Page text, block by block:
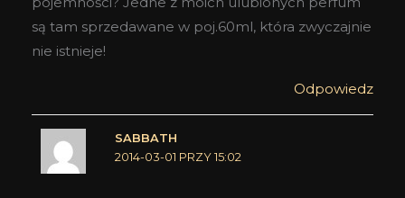
są tam sprzedawane w poj.60ml, która zwyczajnie
nie istnieje!
Odpowiedz
SABBATH
2014-03-01 PRZY 15:02